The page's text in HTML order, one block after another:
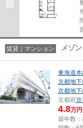
賃貸｜マンション メゾ
東海道本
京都地
京都地
京都府京
4.8万円
築年数：